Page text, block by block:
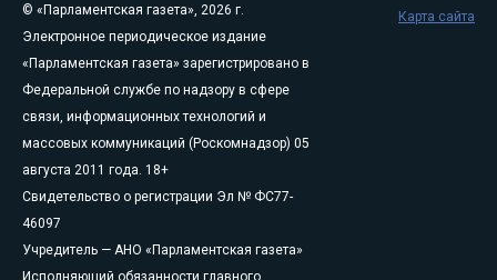
© «Парламентская газета», 2026 г.
Электронное периодическое издание
«Парламентская газета» зарегистрировано в
Федеральной службе по надзору в сфере
связи, информационных технологий и
массовых коммуникаций (Роскомнадзор) 05
августа 2011 года. 18+
Свидетельство о регистрации Эл № ФС77-
46097
Учредитель — АНО «Парламентская газета»
Исполняющий обязанности главного
Карта сайта